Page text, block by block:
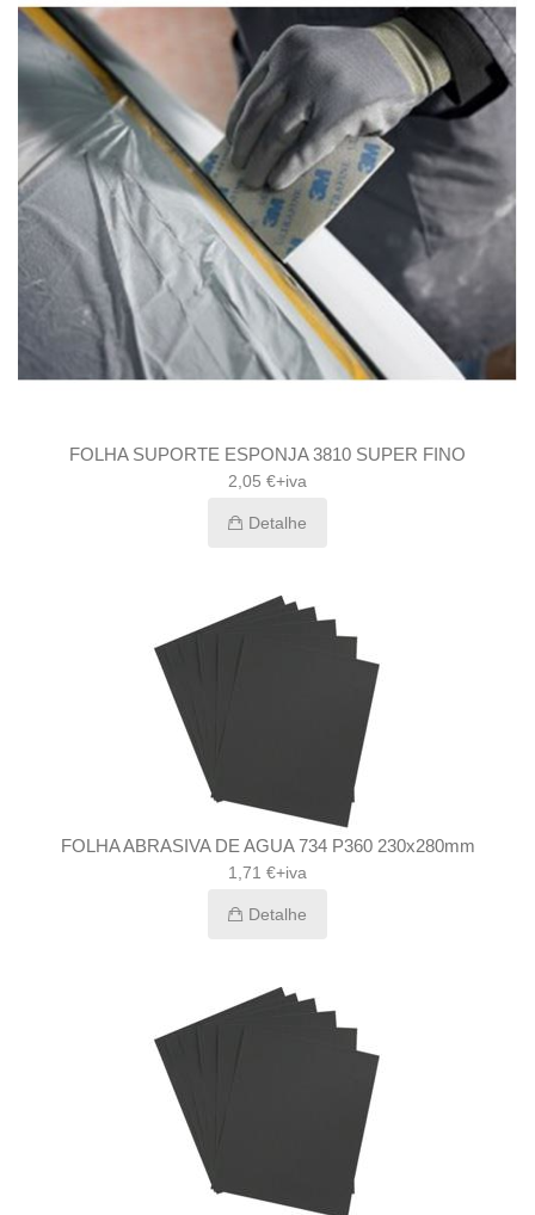
FOLHA SUPORTE ESPONJA 3810 SUPER FINO
2,05 €+iva
Detalhe
FOLHA ABRASIVA DE AGUA 734 P360 230x280mm
1,71 €+iva
Detalhe